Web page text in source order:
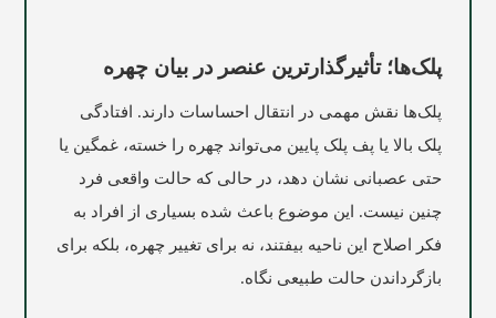
پلک‌ها؛ تأثیرگذارترین عنصر در بیان چهره
پلک‌ها نقش مهمی در انتقال احساسات دارند. افتادگی
پلک بالا یا پف پلک پایین می‌تواند چهره را خسته، غمگین یا
حتی عصبانی نشان دهد، در حالی که حالت واقعی فرد
چنین نیست. این موضوع باعث شده بسیاری از افراد به
فکر اصلاح این ناحیه بیفتند، نه برای تغییر چهره، بلکه برای
بازگرداندن حالت طبیعی نگاه.